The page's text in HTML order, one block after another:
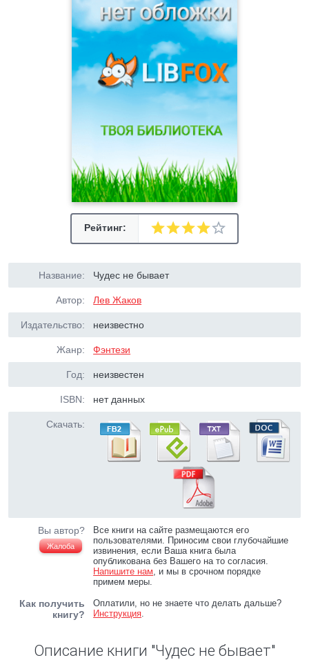
Рейтинг:
Название: Чудес не бывает
Автор: Лев Жаков
Издательство: неизвестно
Жанр: Фэнтези
Год: неизвестен
ISBN: нет данных
Скачать:
Вы автор?
Жалоба
Все книги на сайте размещаются его
пользователями. Приносим свои глубочайшие
извинения, если Ваша книга была
опубликована без Вашего на то согласия.
Напишите нам, и мы в срочном порядке
примем меры.
Как получить
книгу?
Оплатили, но не знаете что делать дальше?
Инструкция.
Описание книги "Чудес не бывает"